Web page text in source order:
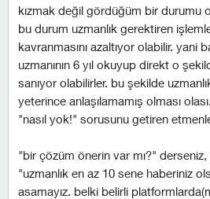
kızmak değil gördüğüm bir durumu
bu durum uzmanlık gerektiren
kavranmasını azaltıyor olabilir. yani
uzmanının 6 yıl okuyup direkt o
sanıyor olabilirler. bu şekilde
yeterince anlaşılamamış olması
"nasıl yok!" sorusunu getiren
"bir çözüm önerin var mı?"
"uzmanlık en az 10 sene haberiniz
asamayız. belki belirli